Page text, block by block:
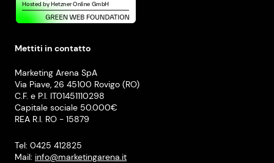
Mettiti in contatto
Marketing Arena SpA
Via Piave, 26 45100 Rovigo (RO)
C.F. e P.I. IT01451110298
Capitale sociale 50.000€
REA R.I. RO - 15879
Tel: 0425 412825
Mail: info@marketingarena.it